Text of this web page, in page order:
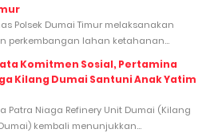
Polsek Dumai Timur melaksanakan
perkembangan lahan ketahanan...
Komitmen Sosial, Pertamina
Kilang Dumai Santuni Anak Yatim
Patra Niaga Refinery Unit Dumai (Kilang
kembali menunjukkan...